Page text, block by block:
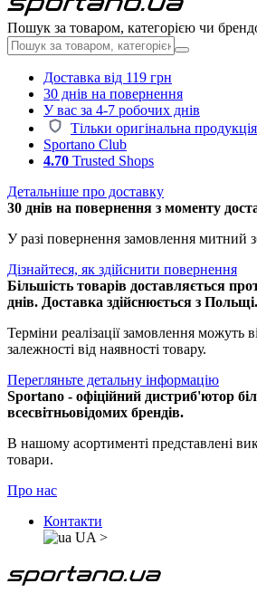
Пошук за товаром, категорією чи
Доставка від 119 грн
30 днів на повернення
У вас за 4-7 робочих днів
Тільки оригінальна продукція
Sportano Club
4.70 Trusted Shops
Детальніше про доставку
30 днів на повернення з моменту
У разі повернення замовлення митний
Дізнайтеся, як здійснити повернення
Більшість товарів доставляється
днів. Доставка здійснюється з Польщі.
Терміни реалізації замовлення можуть
залежності від наявності товару.
Перегляньте детальну інформацію
Sportano - офіційний дистриб'ютор
всесвітньовідомих брендів.
В нашому асортименті представлені
товари.
Про нас
Контакти
UA >